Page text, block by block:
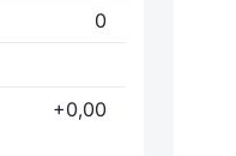
0
+0,00